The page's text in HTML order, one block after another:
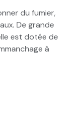
du fumier,
De grande
est dotée de
à